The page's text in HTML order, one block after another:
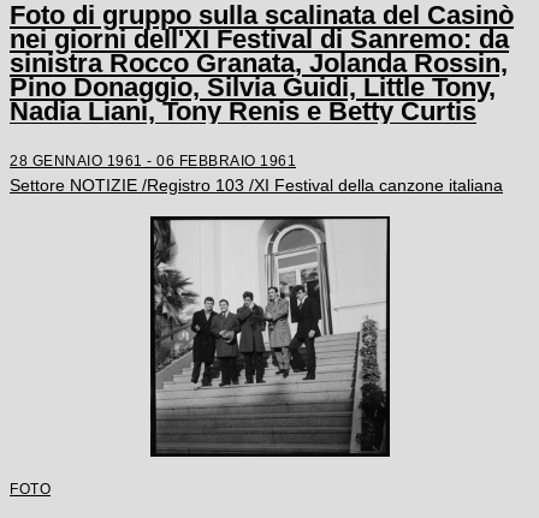
Foto di gruppo sulla scalinata del Casinò
nei giorni dell'XI Festival di Sanremo: da
sinistra Rocco Granata, Jolanda Rossin,
Pino Donaggio, Silvia Guidi, Little Tony,
Nadia Liani, Tony Renis e Betty Curtis
28 GENNAIO 1961 - 06 FEBBRAIO 1961
Settore NOTIZIE /Registro 103 /XI Festival della canzone italiana
FOTO